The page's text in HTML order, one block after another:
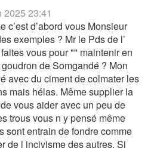
2025 23:41
c’est d’abord vous Monsieur
exemples ? Mr le Pds de l’
vous pour "" maintenir en
de Somgandé ? Mon
avec du ciment de colmater les
mais hélas. Même supplier la
vous aider avec un peu de
trous vous n y pensé même
sont entrain de fondre comme
de l incivisme des autres. Si